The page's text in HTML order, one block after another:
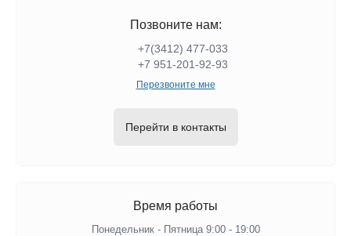
Позвоните нам:
+7(3412) 477-033
+7 951-201-92-93
Перезвоните мне
Перейти в контакты
Время работы
Понедельник - Пятница 9:00 - 19:00